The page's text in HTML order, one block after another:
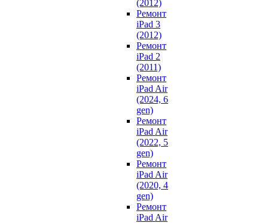
(2012)
Ремонт
iPad 3
(2012)
Ремонт
iPad 2
(2011)
Ремонт
iPad Air
(2024, 6
gen)
Ремонт
iPad Air
(2022, 5
gen)
Ремонт
iPad Air
(2020, 4
gen)
Ремонт
iPad Air